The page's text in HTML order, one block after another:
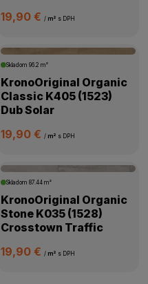
19,90 € / m² s DPH
Skladom 96.2 m²
KronoOriginal Organic
Classic K405 (1523)
Dub Solar
19,90 € / m² s DPH
Skladom 87.44 m²
KronoOriginal Organic
Stone K035 (1528)
Crosstown Traffic
19,90 € / m² s DPH